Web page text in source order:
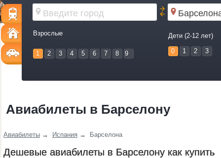
Взрослые
1 2 3 4 5 6 7 8 9
Дети (2-12 лет)
0 1 2 3
Авиабилеты в Барселону
Авиабилеты → Испания → Барселона
Дешевые авиабилеты в Барселону как купить